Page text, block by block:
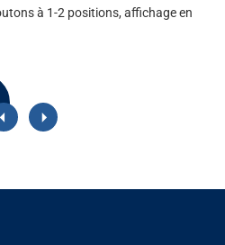
à 1-2 positions, affichage en